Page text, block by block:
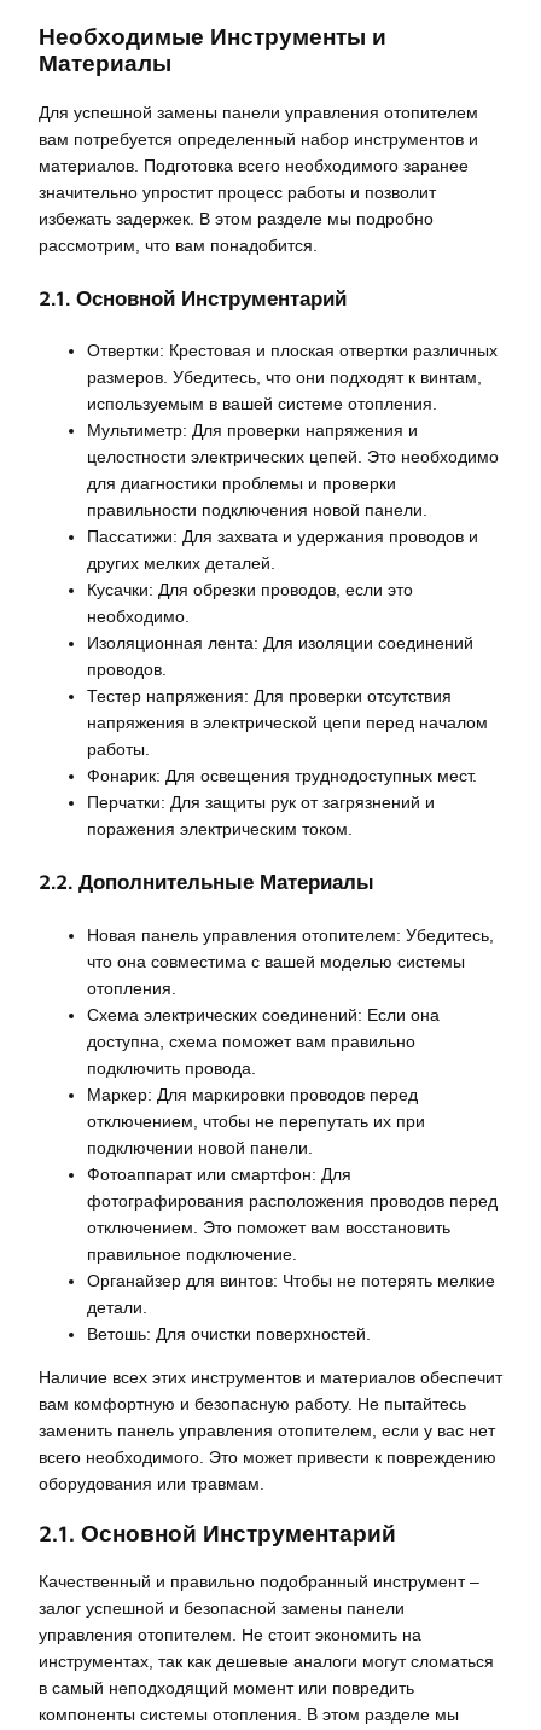
Необходимые Инструменты и
Материалы
Для успешной замены панели управления отопителем
вам потребуется определенный набор инструментов и
материалов. Подготовка всего необходимого заранее
значительно упростит процесс работы и позволит
избежать задержек. В этом разделе мы подробно
рассмотрим, что вам понадобится.
2.1. Основной Инструментарий
Отвертки: Крестовая и плоская отвертки различных
размеров. Убедитесь, что они подходят к винтам,
используемым в вашей системе отопления.
Мультиметр: Для проверки напряжения и
целостности электрических цепей. Это необходимо
для диагностики проблемы и проверки
правильности подключения новой панели.
Пассатижи: Для захвата и удержания проводов и
других мелких деталей.
Кусачки: Для обрезки проводов, если это
необходимо.
Изоляционная лента: Для изоляции соединений
проводов.
Тестер напряжения: Для проверки отсутствия
напряжения в электрической цепи перед началом
работы.
Фонарик: Для освещения труднодоступных мест.
Перчатки: Для защиты рук от загрязнений и
поражения электрическим током.
2.2. Дополнительные Материалы
Новая панель управления отопителем: Убедитесь,
что она совместима с вашей моделью системы
отопления.
Схема электрических соединений: Если она
доступна, схема поможет вам правильно
подключить провода.
Маркер: Для маркировки проводов перед
отключением, чтобы не перепутать их при
подключении новой панели.
Фотоаппарат или смартфон: Для
фотографирования расположения проводов перед
отключением. Это поможет вам восстановить
правильное подключение.
Органайзер для винтов: Чтобы не потерять мелкие
детали.
Ветошь: Для очистки поверхностей.
Наличие всех этих инструментов и материалов обеспечит
вам комфортную и безопасную работу. Не пытайтесь
заменить панель управления отопителем, если у вас нет
всего необходимого. Это может привести к повреждению
оборудования или травмам.
2.1. Основной Инструментарий
Качественный и правильно подобранный инструмент –
залог успешной и безопасной замены панели
управления отопителем. Не стоит экономить на
инструментах, так как дешевые аналоги могут сломаться
в самый неподходящий момент или повредить
компоненты системы отопления. В этом разделе мы